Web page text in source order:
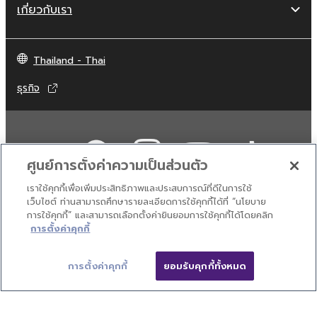
เกี่ยวกับเรา
Thailand - Thai
ธุรกิจ
ติดต่อเรา
© Yamaha Corporation.
ศูนย์การตั้งค่าความเป็นส่วนตัว
เราใช้คุกกี้เพื่อเพิ่มประสิทธิภาพและประสบการณ์ที่ดีในการใช้
เว็บไซต์ ท่านสามารถศึกษารายละเอียดการใช้คุกกี้ได้ที่ “นโยบาย
การใช้คุกกี้” และสามารถเลือกตั้งค่ายินยอมการใช้คุกกี้ได้โดยคลิก
การตั้งค่าคุกกี้
การตั้งค่าคุกกี้ ยอมรับคุกกี้ทั้งหมด